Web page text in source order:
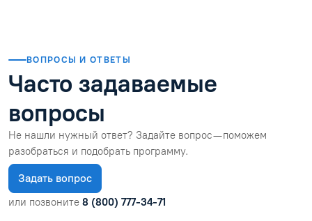
ВОПРОСЫ И ОТВЕТЫ
Часто задаваемые
вопросы
Не нашли нужный ответ? Задайте вопрос — поможем
разобраться и подобрать программу.
Задать вопрос
или позвоните 8 (800) 777-34-71